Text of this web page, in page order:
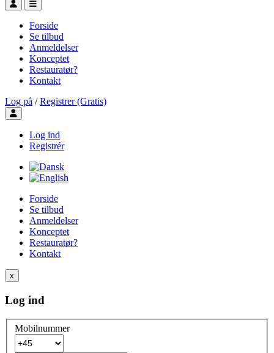
Forside
Se tilbud
Anmeldelser
Konceptet
Restauratør?
Kontakt
Log på / Registrer (Gratis)
Toggle user menu
Log ind
Registrér
Forside
Se tilbud
Anmeldelser
Konceptet
Restauratør?
Kontakt
x
Log ind
Mobilnummer